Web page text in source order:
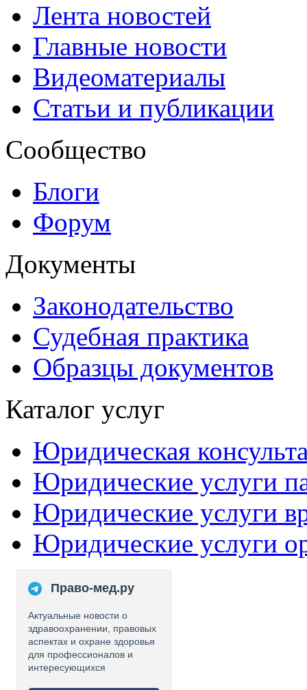
Лента новостей
Главные новости
Видеоматериалы
Статьи и публикации
Сообщество
Блоги
Форум
Документы
Законодательство
Судебная практика
Образцы документов
Каталог услуг
Юридическая
Юридические услуги
Юридические услуги
Юридические услуги
Право-мед.ру
Актуальные новости о
здравоохранении, правовых
аспектах и охране здоровья
для профессионалов и
интересующихся